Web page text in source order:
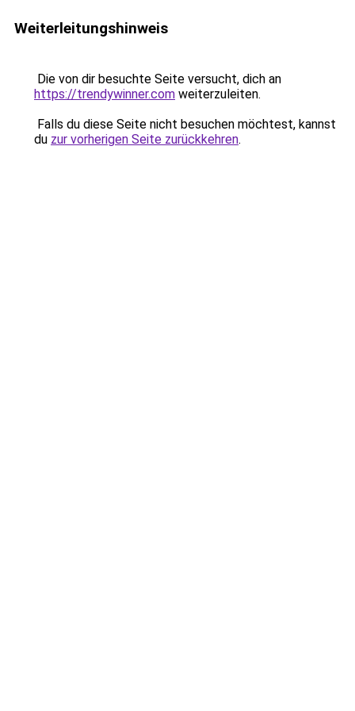
Weiterleitungshinweis
Die von dir besuchte Seite versucht, dich an
https://trendywinner.com weiterzuleiten.
Falls du diese Seite nicht besuchen möchtest, kannst
du zur vorherigen Seite zurückkehren.